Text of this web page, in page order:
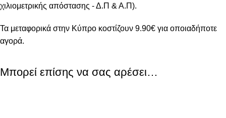
χιλιομετρικής απόστασης - Δ.Π & Α.Π).
Τα μεταφορικά στην Κύπρο κοστίζουν 9.90€ για οποιαδήποτε
αγορά.
Μπορεί επίσης να σας αρέσει…